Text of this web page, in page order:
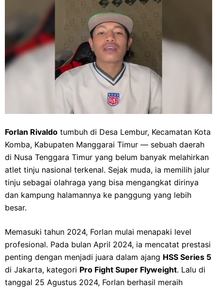
Forlan Rivaldo tumbuh di Desa Lembur, Kecamatan Kota
Komba, Kabupaten Manggarai Timur — sebuah daerah
di Nusa Tenggara Timur yang belum banyak melahirkan
atlet tinju nasional terkenal. Sejak muda, ia memilih jalur
tinju sebagai olahraga yang bisa mengangkat dirinya
dan kampung halamannya ke panggung yang lebih
besar.
Memasuki tahun 2024, Forlan mulai menapaki level
profesional. Pada bulan April 2024, ia mencatat prestasi
penting dengan menjadi juara dalam ajang HSS Series 5
di Jakarta, kategori Pro Fight Super Flyweight. Lalu di
tanggal 25 Agustus 2024, Forlan berhasil meraih